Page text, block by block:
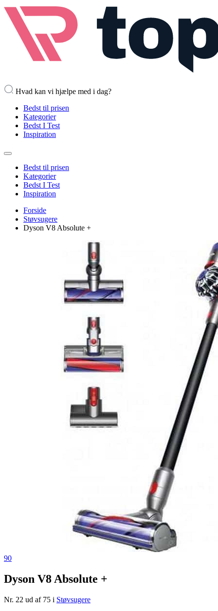
Hvad kan vi hjælpe med i dag?
Bedst til prisen
Kategorier
Bedst I Test
Inspiration
Bedst til prisen
Kategorier
Bedst I Test
Inspiration
Forside
Støvsugere
Dyson V8 Absolute +
90
Dyson V8 Absolute +
Nr. 22 ud af 75 i Støvsugere